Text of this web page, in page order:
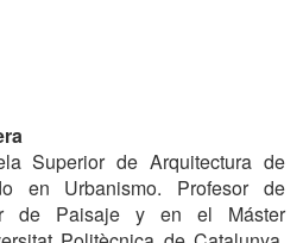
Superior de Arquitectura de
en Urbanismo. Profesor de
de Paisaje y en el Máster